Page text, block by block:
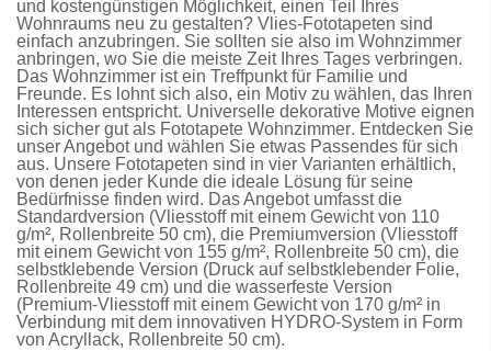
und kostengünstigen Möglichkeit, einen Teil Ihres
Wohnraums neu zu gestalten? Vlies-Fototapeten sind
einfach anzubringen. Sie sollten sie also im Wohnzimmer
anbringen, wo Sie die meiste Zeit Ihres Tages verbringen.
Das Wohnzimmer ist ein Treffpunkt für Familie und
Freunde. Es lohnt sich also, ein Motiv zu wählen, das Ihren
Interessen entspricht. Universelle dekorative Motive eignen
sich sicher gut als Fototapete Wohnzimmer. Entdecken Sie
unser Angebot und wählen Sie etwas Passendes für sich
aus. Unsere Fototapeten sind in vier Varianten erhältlich,
von denen jeder Kunde die ideale Lösung für seine
Bedürfnisse finden wird. Das Angebot umfasst die
Standardversion (Vliesstoff mit einem Gewicht von 110
g/m², Rollenbreite 50 cm), die Premiumversion (Vliesstoff
mit einem Gewicht von 155 g/m², Rollenbreite 50 cm), die
selbstklebende Version (Druck auf selbstklebender Folie,
Rollenbreite 49 cm) und die wasserfeste Version
(Premium-Vliesstoff mit einem Gewicht von 170 g/m² in
Verbindung mit dem innovativen HYDRO-System in Form
von Acryllack, Rollenbreite 50 cm).